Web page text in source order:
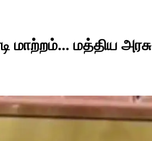
மாற்றம்... மத்திய அரசு